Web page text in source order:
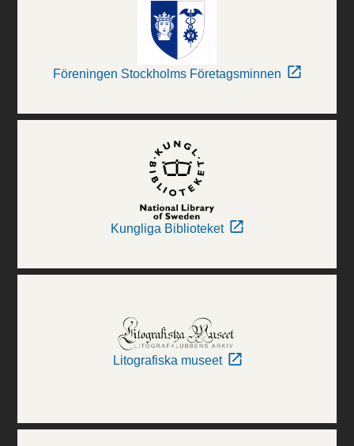
Föreningen Stockholms Företagsminnen
Kungliga Biblioteket
Litografiska museet